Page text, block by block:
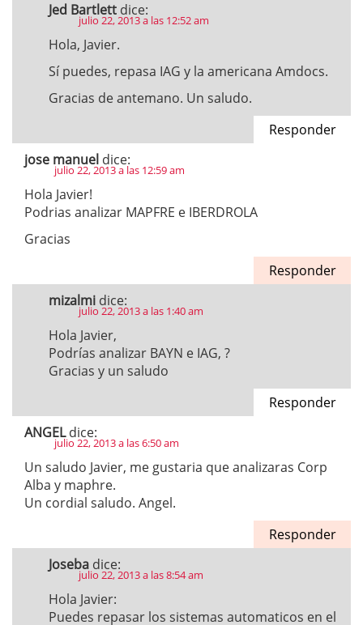
Jed Bartlett dice:
julio 22, 2013 a las 12:52 am
Hola, Javier.
Sí puedes, repasa IAG y la americana Amdocs.
Gracias de antemano. Un saludo.
Responder
jose manuel dice:
julio 22, 2013 a las 12:59 am
Hola Javier!
Podrias analizar MAPFRE e IBERDROLA
Gracias
Responder
mizalmi dice:
julio 22, 2013 a las 1:40 am
Hola Javier,
Podrías analizar BAYN e IAG, ?
Gracias y un saludo
Responder
ANGEL dice:
julio 22, 2013 a las 6:50 am
Un saludo Javier, me gustaria que analizaras Corp
Alba y maphre.
Un cordial saludo. Angel.
Responder
Joseba dice:
julio 22, 2013 a las 8:54 am
Hola Javier:
Puedes repasar los sistemas automaticos en el